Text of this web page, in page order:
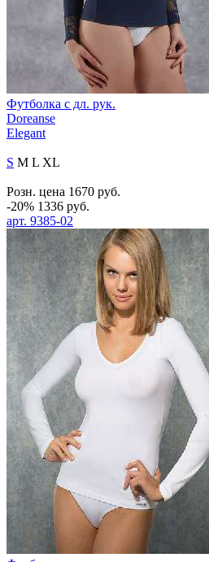
Футболка с дл. рук.
Doreanse
Elegant
S M L XL
Розн. цена 1670 руб.
-20% 1336 руб.
арт. 9385-02